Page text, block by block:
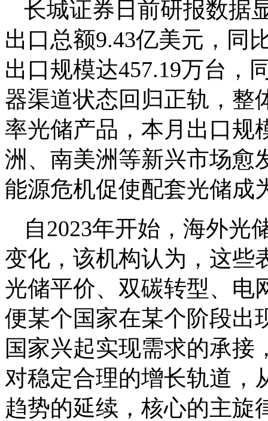
长城证券日前研报数据
出口总额9.43亿美元，同
出口规模达457.19万台，
器渠道状态回归正轨，整
率光储产品，本月出口规
洲、南美洲等新兴市场愈
能源危机促使配套光储成
自2023年开始，海外光
变化，该机构认为，这些
光储平价、双碳转型、电
便某个国家在某个阶段出
国家兴起实现需求的承接
对稳定合理的增长轨道，
趋势的延续，核心的主旋